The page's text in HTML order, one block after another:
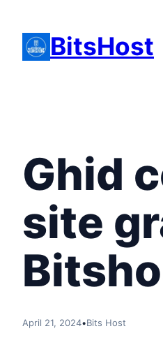
content
BitsHost
Ghid
site
April 21, 2024•Bits Host